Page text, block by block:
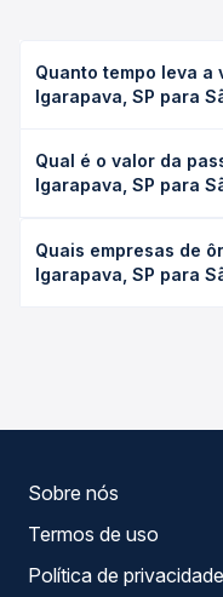
Quanto tempo leva a
Igarapava, SP para
Da Barra, SP leva em
conforme a viação, o
duração exata de
Qual é o valor da
Igarapava, SP para
São Joaquim Da Barra,
varia conforme a data
Quais empresas de
Igarapava, SP para
Sobre nós
Termos de uso
Política de privacidade